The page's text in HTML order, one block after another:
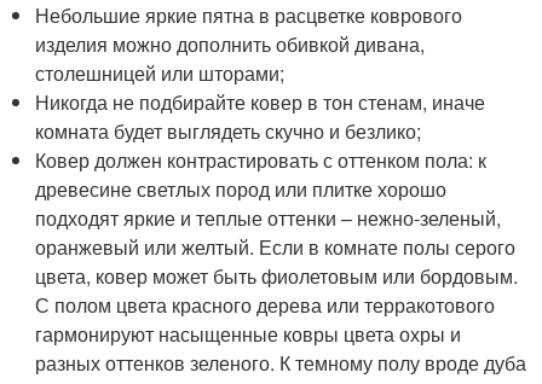
Небольшие яркие пятна в расцветке коврового
изделия можно дополнить обивкой дивана,
столешницей или шторами;
Никогда не подбирайте ковер в тон стенам, иначе
комната будет выглядеть скучно и безлико;
Ковер должен контрастировать с оттенком пола: к
древесине светлых пород или плитке хорошо
подходят яркие и теплые оттенки – нежно-зеленый,
оранжевый или желтый. Если в комнате полы серого
цвета, ковер может быть фиолетовым или бордовым.
С полом цвета красного дерева или терракотового
гармонируют насыщенные ковры цвета охры и
разных оттенков зеленого. К темному полу вроде дуба